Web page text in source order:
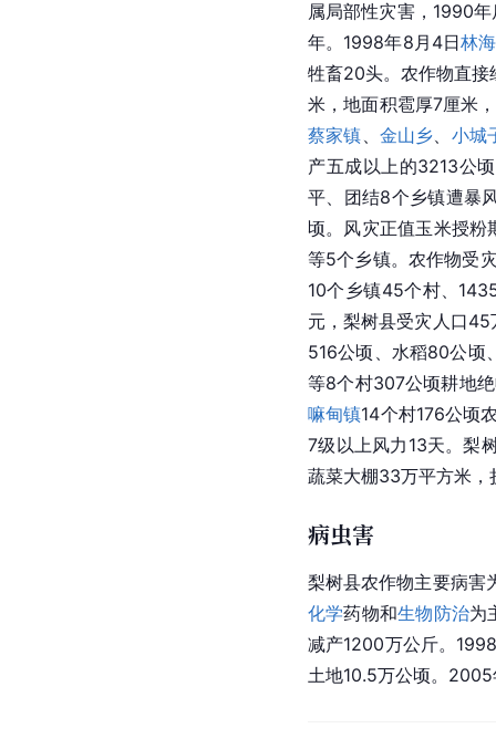
毫米，造成内涝。
毫米，最大风力6级，
万公顷，占播种面积
（处）。[3]
风雹灾
属局部性灾害，1990
年。1998年8月4日林
牲畜20头。农作物直
米，地面积雹厚7厘米
蔡家镇 、 金山乡、小城
产五成以上的3213公
平、团结8个乡镇遭暴
顷。风灾正值玉米授
等5个乡镇。农作物
10个乡镇45个村、
元，梨树县受灾人口
516公顷、水稻80公顷
等8个村307公顷耕地
嘛甸镇14个村176公顷
7级以上风力13天。梨
蔬菜大棚33万平方米